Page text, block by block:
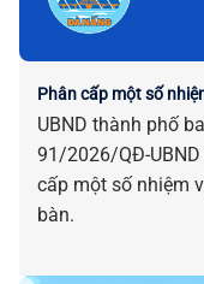
Phân cấp một số
UBND thành phố
91/2026/QĐ-
cấp một số nhiệm
bàn.